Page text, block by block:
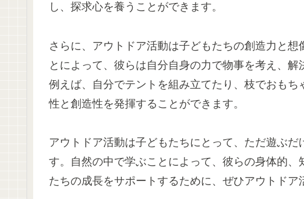
し、探求心を養うことができます。
さらに、アウトドア活動は子どもたちの創造力と
とによって、彼らは自分自身の力で物事を考え、解
例えば、自分でテントを組み立てたり、枝でおも
性と創造性を発揮することができます。
アウトドア活動は子どもたちにとって、ただ遊ぶ
す。自然の中で学ぶことによって、彼らの身体的
たちの成長をサポートするために、ぜひアウトドア